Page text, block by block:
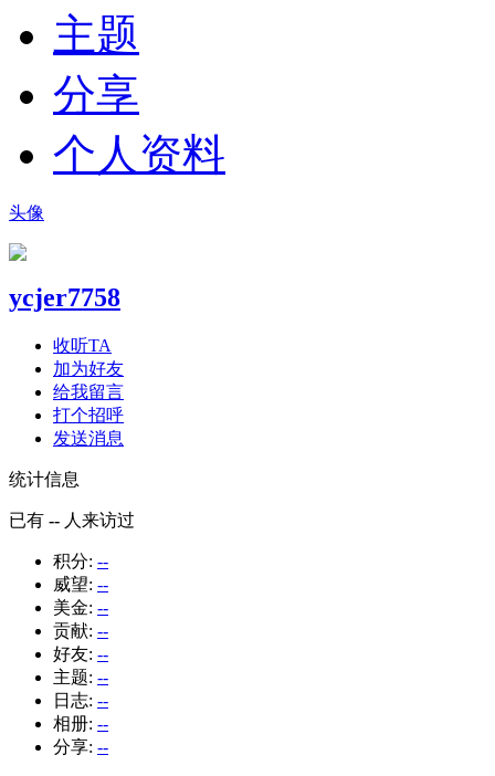
主题
分享
个人资料
头像
ycjer7758
收听TA
加为好友
给我留言
打个招呼
发送消息
统计信息
已有 -- 人来访过
积分: --
威望: --
美金: --
贡献: --
好友: --
主题: --
日志: --
相册: --
分享: --